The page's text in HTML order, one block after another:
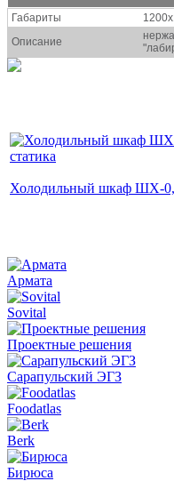
Габариты
Описание
Холодильный шкаф ШХ-
Армата
Sovital
Проектные решения
Сарапульский ЭГЗ
Foodatlas
Berk
Бирюса